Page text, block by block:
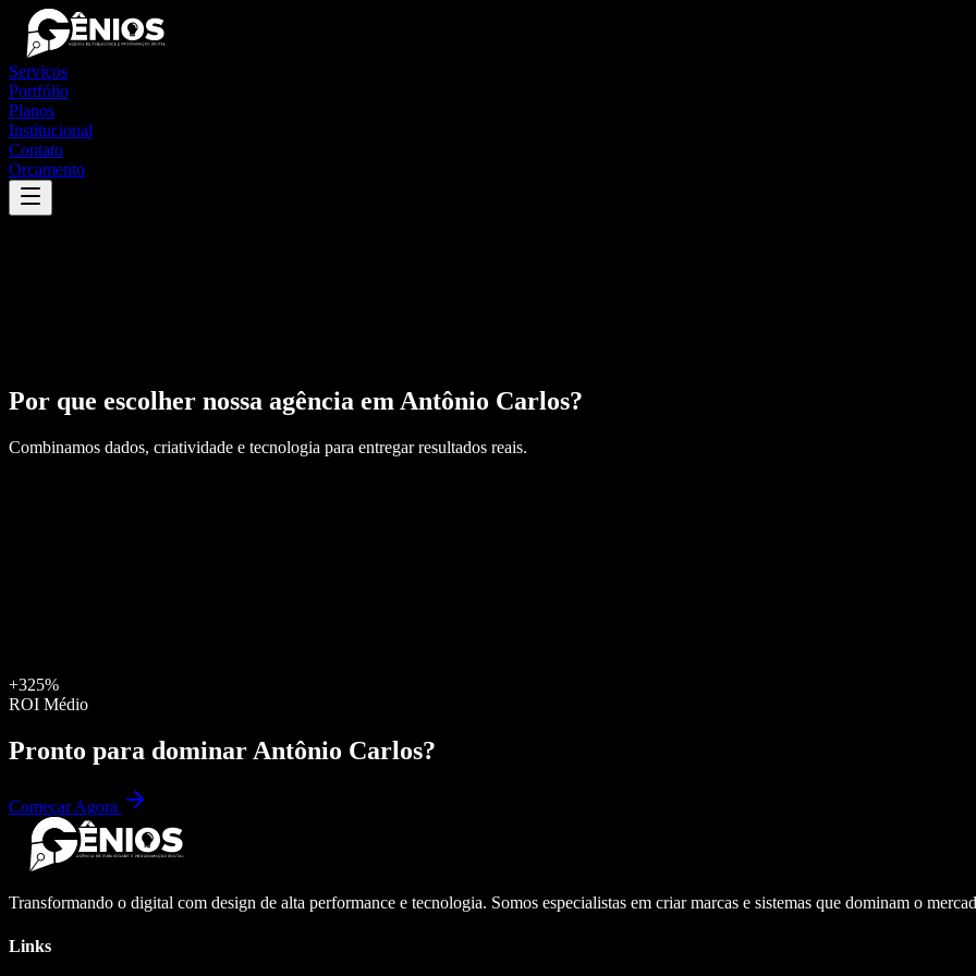
Serviços
Portfólio
Planos
Institucional
Contato
Orçamento
Por que escolher nossa agência em Antônio Carlos?
Combinamos dados, criatividade e tecnologia para entregar resultados reais.
+325%
ROI Médio
Pronto para dominar Antônio Carlos?
Começar Agora
Transformando o digital com design de alta performance e tecnologia. Somos especialistas em criar marcas e sistemas que dominam o
Links